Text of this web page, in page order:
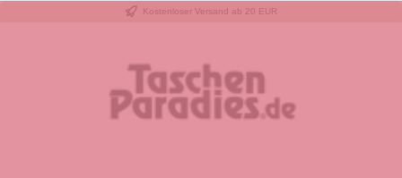
Kostenloser Versand ab 20 EUR